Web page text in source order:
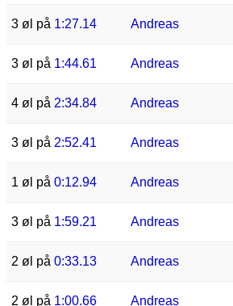
3 øl på 1:27.14 Andreas
3 øl på 1:44.61 Andreas
4 øl på 2:34.84 Andreas
3 øl på 2:52.41 Andreas
1 øl på 0:12.94 Andreas
3 øl på 1:59.21 Andreas
2 øl på 0:33.13 Andreas
2 øl på 1:00.66 Andreas